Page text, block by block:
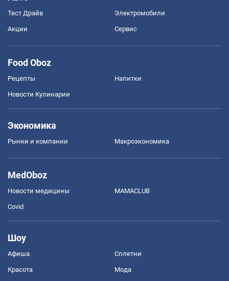
Тест Драйв Электромобили
Акции Сервис
Food Oboz
Рецепты Напитки
Новости Кулинарии
Экономика
Рынки и компании Mакроэкономика
MedOboz
Новости медицины MAMACLUB
Covid
Шоу
Афиша Сплетни
Красота Мода